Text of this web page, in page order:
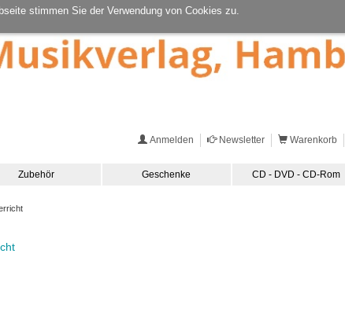
stimmen Sie der Verwendung von Cookies zu.
Anmelden Newsletter Warenkorb
Zubehör Geschenke CD - DVD - CD-Rom